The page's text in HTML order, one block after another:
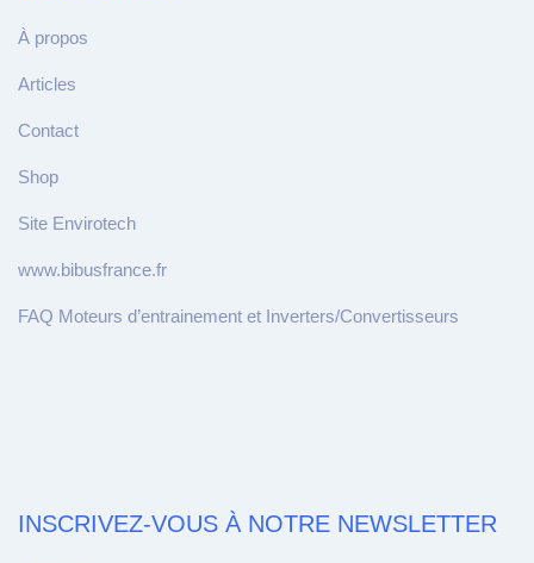
À propos
Articles
Contact
Shop
Site Envirotech
www.bibusfrance.fr
FAQ Moteurs d’entrainement et Inverters/Convertisseurs
INSCRIVEZ-VOUS À NOTRE NEWSLETTER